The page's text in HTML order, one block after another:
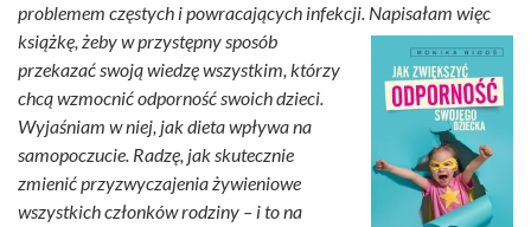
problemem częstych i powracających infekcji. Napisałam więc
książkę, żeby wprzystępny sposób
przekazać swoją wiedzę wszystkim, którzy
chcą wzmocnić odporność swoich dzieci.
Wyjaśniam w niej, jak dieta wpływa na
samopoczucie. Radzę, jak skutecznie
zmienić przyzwyczajenia żywieniowe
wszystkich członków rodziny – i to na